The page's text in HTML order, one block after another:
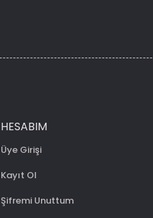
HESABIM
Üye Girişi
Kayıt Ol
Şifremi Unuttum